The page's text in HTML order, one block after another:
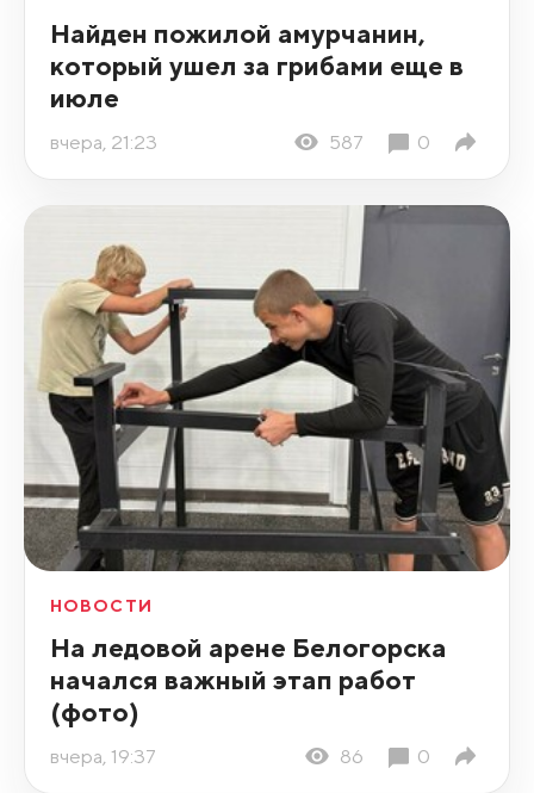
Найден пожилой амурчанин,
который ушел за грибами еще в
июле
вчера, 21:23 587 0
НОВОСТИ
На ледовой арене Белогорска
начался важный этап работ
(фото)
вчера, 19:37 86 0